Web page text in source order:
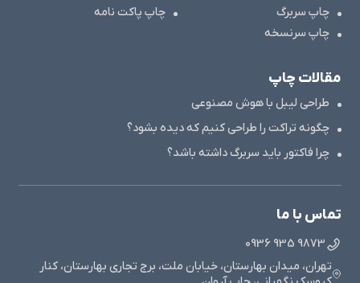
چاپ سربرگ
چاپ پاکت نامه
چاپ سرنسخه
مقالات چاپ
طراحی لیبل با هوش مصنوعی
چگونه تراکت را طراحی کنیم که دیده بشود؟
چرا فاکتور باید سربرگ داشته باشد؟
تماس با ما
9873 935 0936
تهران، میدان بهارستان، خیابان ملت، برج تجاری بهارستان، کنار